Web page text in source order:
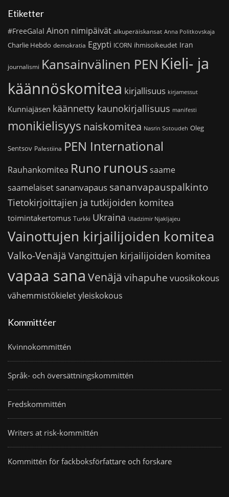
Etiketter
#FreeGalal Ainon nimipäivät alkuperäiskansat Anna Politkovskaja
Charlie Hebdo demokratia Egypti ICORN ihmisoikeudet Iran
journalismi Kansainvälinen PEN Kieli- ja
käännöskomitea kirjallisuus kirjamessut
Kunniajäsen käännetty kaunokirjallisuus manifesti
monikielisyys naiskomitea Nasrin Sotoudeh Oleg
Sentsov Palestiina PEN International
Rauhankomitea Runo runoussaame
saamelaiset sananvapaus sananvapauspalkinto
Tietokirjoittajien ja tutkijoiden komitea
toimintakertomus Turkki Ukraina Uladzimir Njakljajeu
Vainottujen kirjailijoiden komitea
Valko-Venäjä Vangittujen kirjailijoiden komitea
vapaa sana Venäjä vihapuhe vuosikokous
vähemmistökieletyleiskokous
Kommittéer
Kvinnokommittén
Språk- och översättningskommittén
Fredskommittén
Writers at risk-kommittén
Kommittén för fackboksförfattare och forskare